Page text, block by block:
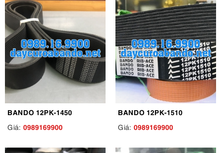
BANDO 12PK-1450
Giá: 0989169900
BANDO 12PK-1510
Giá: 0989169900